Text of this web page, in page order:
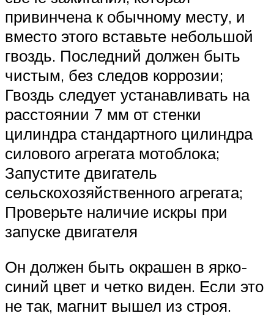
привинчена к обычному месту, и
вместо этого вставьте небольшой
гвоздь. Последний должен быть
чистым, без следов коррозии;
Гвоздь следует устанавливать на
расстоянии 7 мм от стенки
цилиндра стандартного цилиндра
силового агрегата мотоблока;
Запустите двигатель
сельскохозяйственного агрегата;
Проверьте наличие искры при
запуске двигателя
Он должен быть окрашен в ярко-
синий цвет и четко виден. Если это
не так, магнит вышел из строя.